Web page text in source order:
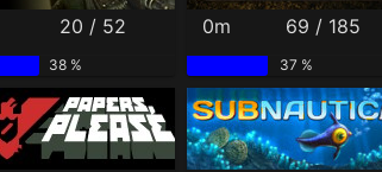
20 / 52
38 %
0m 69 / 185
37 %